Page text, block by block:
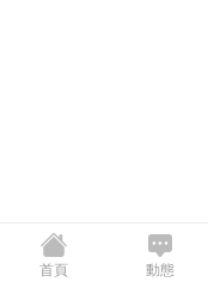
首頁 動態